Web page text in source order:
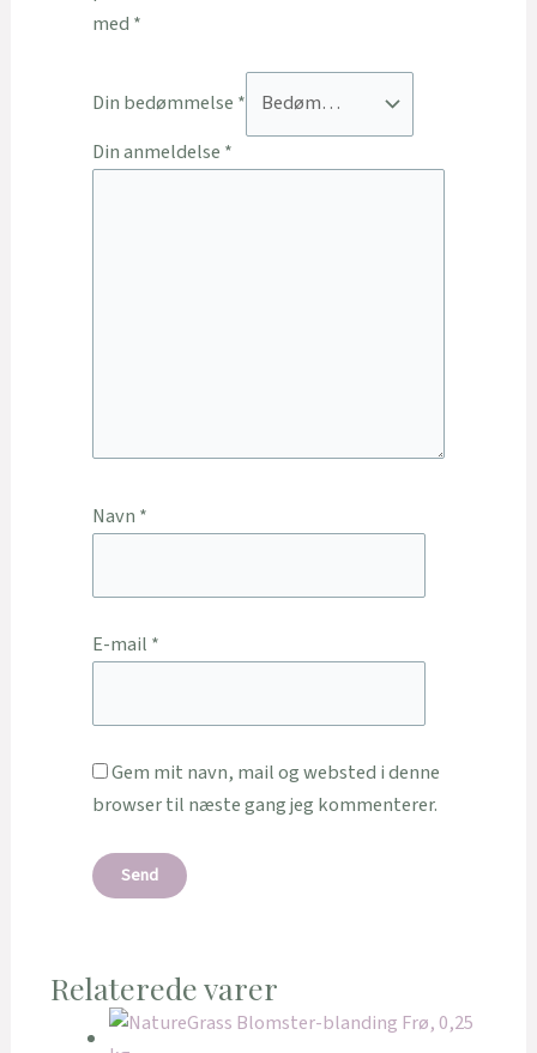
med *
Din bedømmelse *
Din anmeldelse *
Navn *
E-mail *
Gem mit navn, mail og websted i denne
browser til næste gang jeg kommenterer.
Relaterede varer